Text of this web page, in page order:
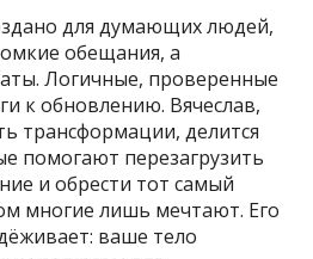
для думающих людей,
обещания, а
Логичные, проверенные
к обновлению. Вячеслав,
трансформации, делится
помогают перезагрузить
и обрести тот самый
многие лишь мечтают. Его
ваше тело